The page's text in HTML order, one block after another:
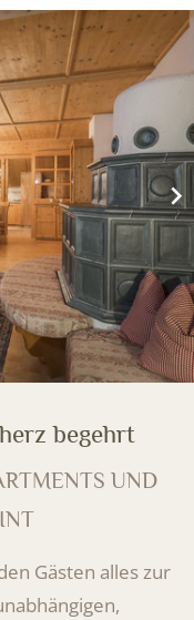
begehrt
UND
Gästen alles zur